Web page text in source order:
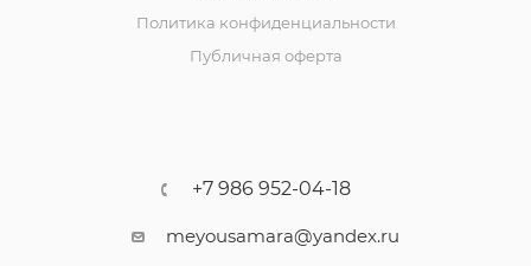
Политика конфиденциальности
Публичная оферта
+7 986 952-04-18
meyousamara@yandex.ru